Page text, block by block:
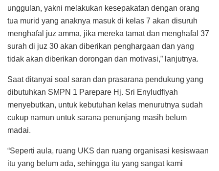
unggulan, yakni melakukan kesepakatan dengan orang
tua murid yang anaknya masuk di kelas 7 akan disuruh
menghafal juz amma, jika mereka tamat dan menghafal 37
surah di juz 30 akan diberikan penghargaan dan yang
tidak akan diberikan dorongan dan motivasi,” lanjutnya.
Saat ditanyai soal saran dan prasarana pendukung yang
dibutuhkan SMPN 1 Parepare Hj. Sri Enyludfiyah
menyebutkan, untuk kebutuhan kelas menurutnya sudah
cukup namun untuk sarana penunjang masih belum
madai.
“Seperti aula, ruang UKS dan ruang organisasi kesiswaan
itu yang belum ada, sehingga itu yang sangat kami